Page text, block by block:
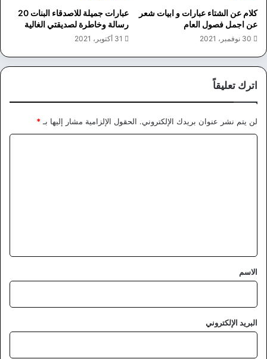
كلام عن الشتاء عبارات و ابيات شعر
عن اجمل فصول العام
30 نوفمبر، 2021
عبارات جميلة للاصدقاء البنات 20
رسالة وخاطرة لصديقتي الغالية
31 أكتوبر، 2021
اترك تعليقاً
لن يتم نشر عنوان بريدك الإلكتروني. الحقول الإلزامية مشار إليها بـ *
*
الاسم
البريد الإلكتروني